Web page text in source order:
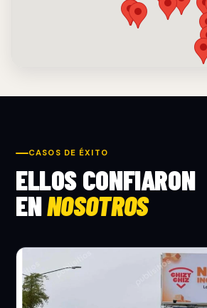
CASOS DE ÉXITO
ELLOS CONFIARON
ENNOSOTROS